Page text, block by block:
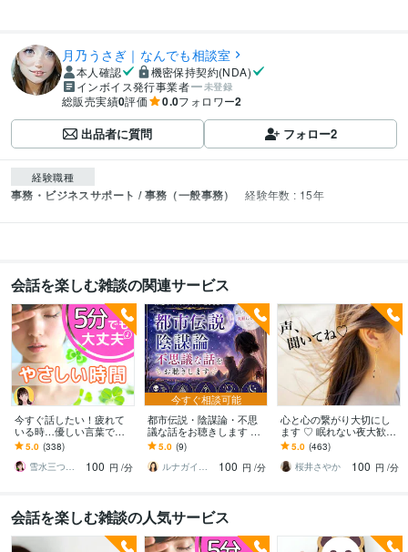
月乃うさぎ｜なんでも相談室
本人確認
機密保持契約(NDA)
インボイス発行事業者
未登録
総販売実績0評価 0.0フォロワー2
出品者に質問 フォロー2
経験職種
事務・ビジネスサポート / 事務（一般事務） 経験年数 : 15年
会話を楽しむ雑談の関連サービス
今すぐ話したい！疲れて
いる時…優しい言葉で話
します 何でもどうぞ✨愚
痴/恋愛♡/雑談/寂しい/モ
ヤモヤ/楽しい♪
5.0 (338)
雪水三つ葉☘️あったかコミュニケーション
100 円 /分
今すぐ相談可能
都市伝説・陰謀論・不思
議な話をお聴きします ☘️
周りに話しづらい話題も
気軽にどうぞ☘️
5.0 (9)
ルナガイド✦ 結月 Yuzuki
100 円 /分
心と心の繋がり大切にし
ます ♡ 眠れない夜大歓迎
♡私もなかなか寝れない
人なの
5.0 (463)
桜井さやか
100 円 /分
会話を楽しむ雑談の人気サービス